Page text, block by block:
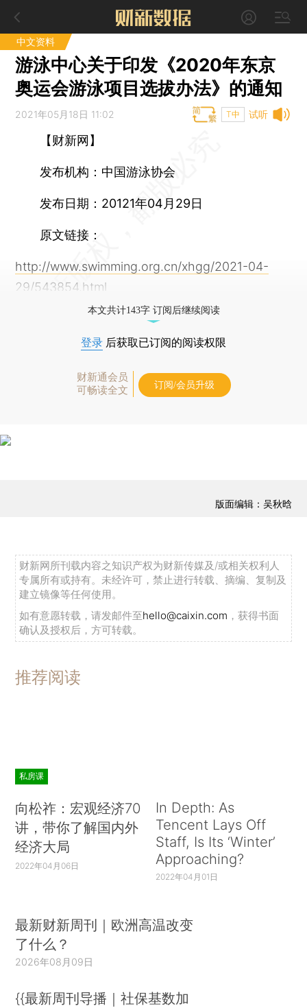
中文资料
游泳中心关于印发《2020年东京
奥运会游泳项目选拔办法》的通知
试听
2021年05月18日 11:02 T中
【财新网】
发布机构：中国游泳协会
发布日期：20121年04月29日
原文链接：
http://www.swimming.org.cn/xhgg/2021-04-
29/543854.html
本文共计143字 订阅后继续阅读
登录 后获取已订阅的阅读权限
财新通会员
可畅读全文
订阅/会员升级
版面编辑：吴秋晗
财新网所刊载内容之知识产权为财新传媒及/或相关权利人
专属所有或持有。未经许可，禁止进行转载、摘编、复制及
建立镜像等任何使用。
如有意愿转载，请发邮件至hello@caixin.com ，获得书面
确认及授权后，方可转载。
推荐阅读
私房课
向松祚：宏观经济70
讲，带你了解国内外
经济大局
2022年04月06日
In Depth: As
Tencent Lays Off
Staff, Is Its ‘Winter’
Approaching?
2022年04月01日
最新财新周刊｜欧洲高温改变
了什么？
2026年08月09日
{{最新周刊导播｜社保基数加